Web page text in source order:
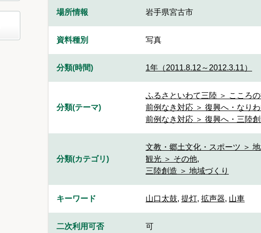
場所情報 岩手県宮古市
資料種別 写真
分類(時間) 1年（2011.8.12～2012.3.11）
分類(テーマ)
ふるさといわて三陸 ＞ こころ
前例なき対応 ＞ 復興へ・なり
前例なき対応 ＞ 復興へ・三陸
分類(カテゴリ)
文教・郷土文化・スポーツ ＞
観光 ＞ その他,
三陸創造 ＞ 地域づくり
キーワード 山口太鼓, 提灯, 拡声器, 山車
二次利用可否 可